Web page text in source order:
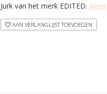
Jurk van het merk EDITED. Meer
AAN VERLANGLIJST TOEVOEGEN